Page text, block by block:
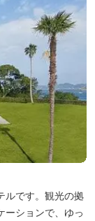
ルです。観光の拠
ーションで、ゆっ